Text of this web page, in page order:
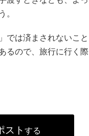
。
では済まされないこと
るので、旅行に行く際
スト する